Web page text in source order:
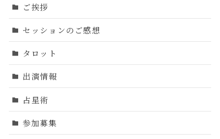
ご挨拶
セッションのご感想
タロット
出演情報
占星術
参加募集